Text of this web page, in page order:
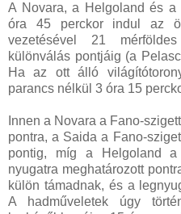
A Novara, a Helgoland és
óra 45 perckor indul az
vezetésével 21
különválás pontjáig (a
Ha az ott álló
parancs nélkül 3 óra 15
Innen a Novara a Fano-
pontra, a Saida a Fano-
pontig, míg a Helgoland a
nyugatra meghatározott
külön támadnak, és a
A hadműveletek úgy